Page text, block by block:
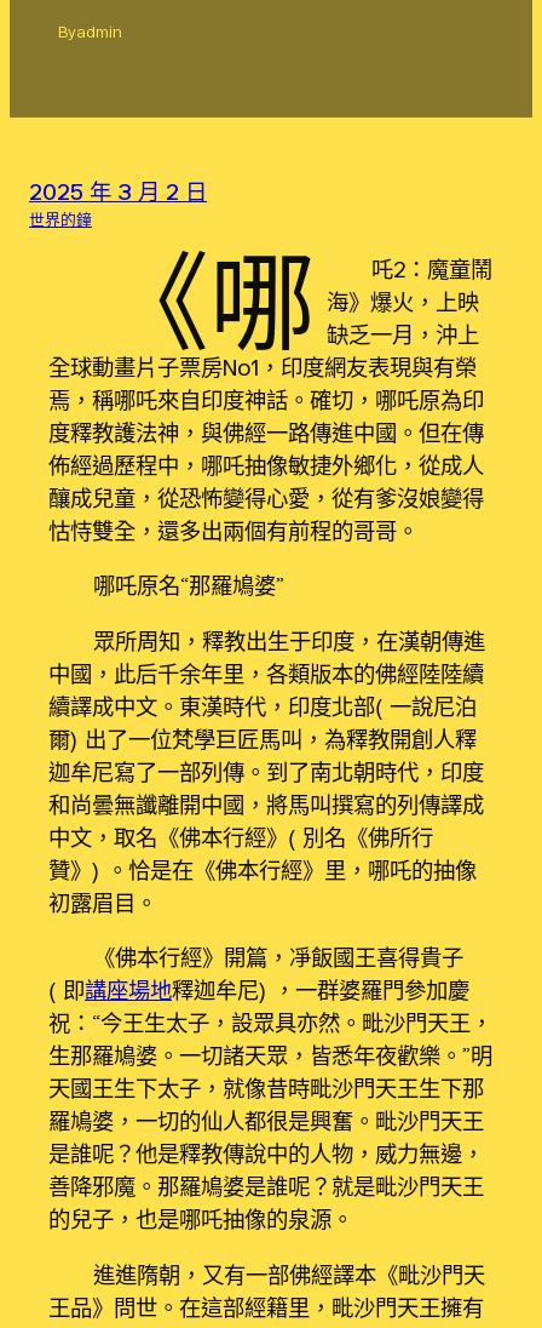
Byadmin
2025 年 3 月 2 日
世界的鐘
《哪
吒2：魔童鬧
海》爆火，上映
缺乏一月，沖上
全球動畫片子票房No1，印度網友表現與有榮
焉，稱哪吒來自印度神話。確切，哪吒原為印
度釋教護法神，與佛經一路傳進中國。但在傳
佈經過歷程中，哪吒抽像敏捷外鄉化，從成人
釀成兒童，從恐怖變得心愛，從有爹沒娘變得
怙恃雙全，還多出兩個有前程的哥哥。
哪吒原名“那羅鳩婆”
眾所周知，釋教出生于印度，在漢朝傳進
中國，此后千余年里，各類版本的佛經陸陸續
續譯成中文。東漢時代，印度北部（一說尼泊
爾）出了一位梵學巨匠馬叫，為釋教開創人釋
迦牟尼寫了一部列傳。到了南北朝時代，印度
和尚曇無讖離開中國，將馬叫撰寫的列傳譯成
中文，取名《佛本行經》（別名《佛所行
贊》）。恰是在《佛本行經》里，哪吒的抽像
初露眉目。
《佛本行經》開篇，凈飯國王喜得貴子
（即講座場地釋迦牟尼），一群婆羅門參加慶
祝：“今王生太子，設眾具亦然。毗沙門天王，
生那羅鳩婆。一切諸天眾，皆悉年夜歡樂。”明
天國王生下太子，就像昔時毗沙門天王生下那
羅鳩婆，一切的仙人都很是興奮。毗沙門天王
是誰呢？他是釋教傳說中的人物，威力無邊，
善降邪魔。那羅鳩婆是誰呢？就是毗沙門天王
的兒子，也是哪吒抽像的泉源。
進進隋朝，又有一部佛經譯本《毗沙門天
王品》問世。在這部經籍里，毗沙門天王擁有